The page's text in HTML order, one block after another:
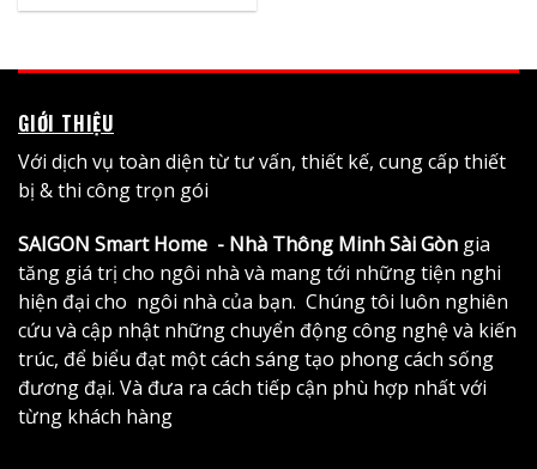
GIỚI THIỆU
Với dịch vụ toàn diện từ tư vấn, thiết kế, cung cấp thiết
bị & thi công trọn gói
SAIGON Smart Home - Nhà Thông Minh Sài Gòn gia
tăng giá trị cho ngôi nhà và mang tới những tiện nghi
hiện đại cho ngôi nhà của bạn. Chúng tôi luôn nghiên
cứu và cập nhật những chuyển động công nghệ và kiến
trúc, để biểu đạt một cách sáng tạo phong cách sống
đương đại. Và đưa ra cách tiếp cận phù hợp nhất với
từng khách hàng